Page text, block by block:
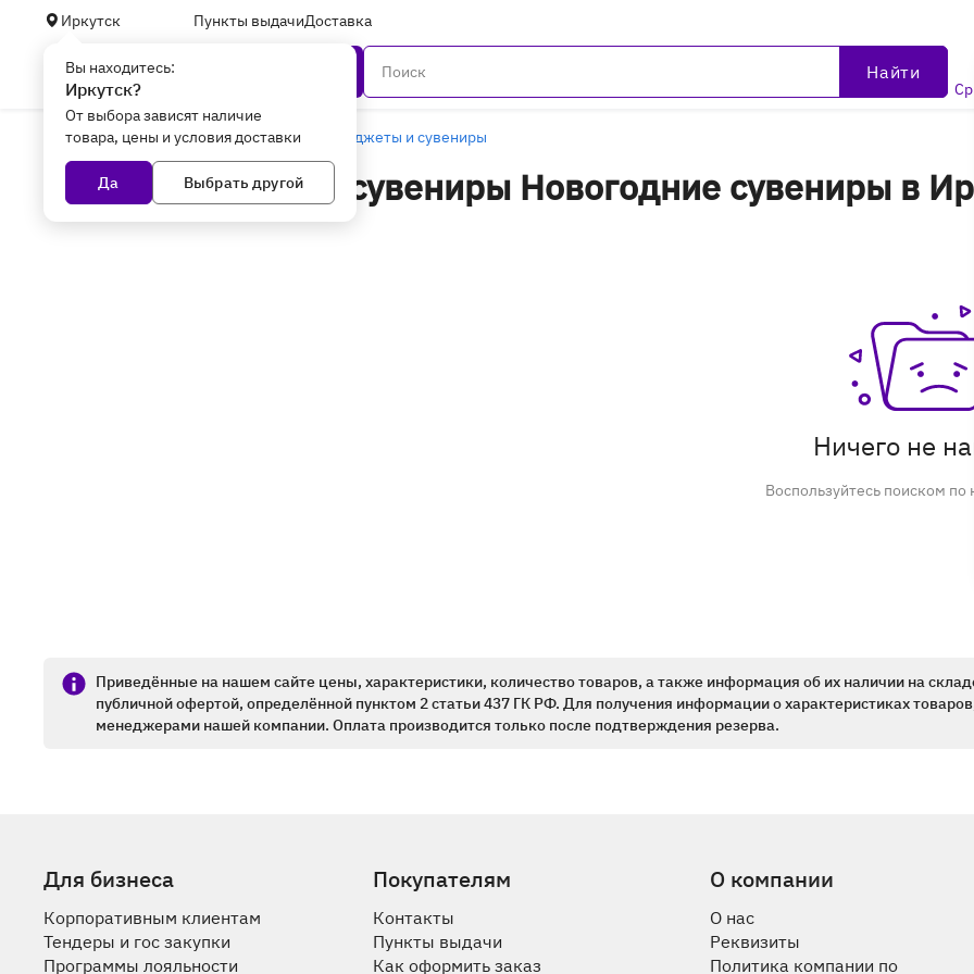
Иркутск Пункты выдачиДоставка
Вы находитесь:
Иркутск?
От выбора зависят наличие
товара, цены и условия доставки
Да Выбрать другой
Найти
Главная Уцененные товары Умные гаджеты и сувениры
Умные гаджеты и сувениры Новогодние сувениры в
товары
Ничего не
Воспользуйтесь поиском по
Приведённые на нашем сайте цены, характеристики, количество товаров, а также информация об их наличии на
публичной офертой, определённой пунктом 2 статьи 437 ГК РФ. Для получения информации о характеристиках
менеджерами нашей компании. Оплата производится только после подтверждения резерва.
Для бизнеса
Корпоративным клиентам
Тендеры и гос закупки
Программы лояльности
Покупателям
Контакты
Пункты выдачи
Как оформить заказ
О компании
О нас
Реквизиты
Политика компании по